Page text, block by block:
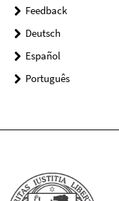
Feedback
Deutsch
Español
Português